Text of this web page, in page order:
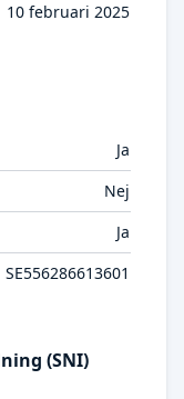
10 februari 2025
Ja
Nej
Ja
SE556286613601
(SNI)